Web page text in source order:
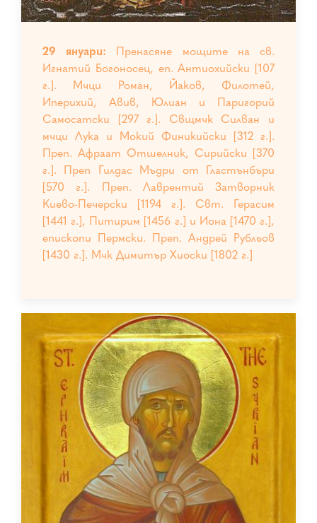
29 януари: Пренасяне мощите на св.
Игнатий Богоносец, еп. Антиохийски [107
г.]. Мчци Роман, Йаков, Филотей,
Иперихий, Авив, Юлиан и Паригорий
Самосатски [297 г.]. Свщмчк Силван и
мчци Лука и Мокий Финикийски [312 г.].
Преп. Афраат Отшелник, Сирийски [370
г.]. Преп Гилдас Мъдри от Гластънбъри
[570 г.]. Преп. Лаврентий Затворник
Киево-Печерски [1194 г.]. Свт. Герасим
[1441 г.], Питирим [1456 г.] и Иона [1470 г.],
епископи Пермски. Преп. Андрей Рубльов
[1430 г.]. Мчк Димитър Хиоски [1802 г.]